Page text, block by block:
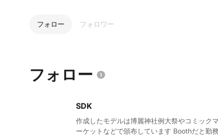
フォロー フォロワー
フォロー 1
SDK
作成したモデルは博麗神社例大祭やコミック
ーケットなどで頒布しています Boothだと勤